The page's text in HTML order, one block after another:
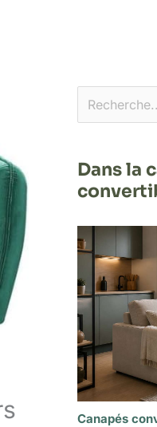
Dans la
Canapés